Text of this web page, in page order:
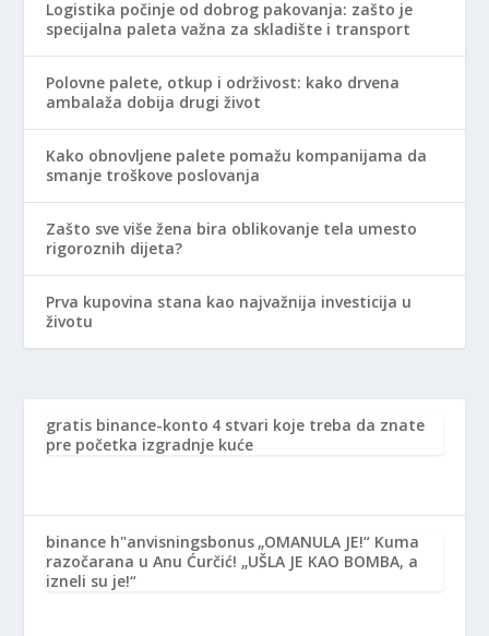
Logistika počinje od dobrog pakovanja: zašto je
specijalna paleta važna za skladište i transport
Polovne palete, otkup i održivost: kako drvena
ambalaža dobija drugi život
Kako obnovljene palete pomažu kompanijama da
smanje troškove poslovanja
Zašto sve više žena bira oblikovanje tela umesto
rigoroznih dijeta?
Prva kupovina stana kao najvažnija investicija u
životu
gratis binance-konto 4 stvari koje treba da znate
pre početka izgradnje kuće
binance h"anvisningsbonus „OMANULA JE!“ Kuma
razočarana u Anu Ćurčić! „UŠLA JE KAO BOMBA, a
izneli su je!“